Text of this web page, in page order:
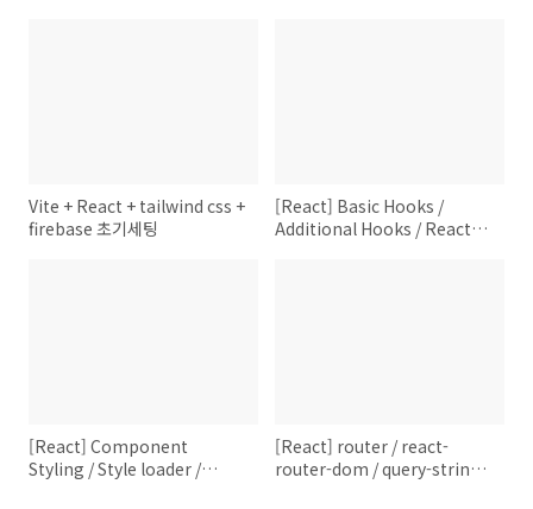
Vite + React + tailwind css +
firebase 초기세팅
[React] Basic Hooks /
Additional Hooks / React
[React] Component
Styling / Style loader /
[React] router / react-
router-dom / query-string /